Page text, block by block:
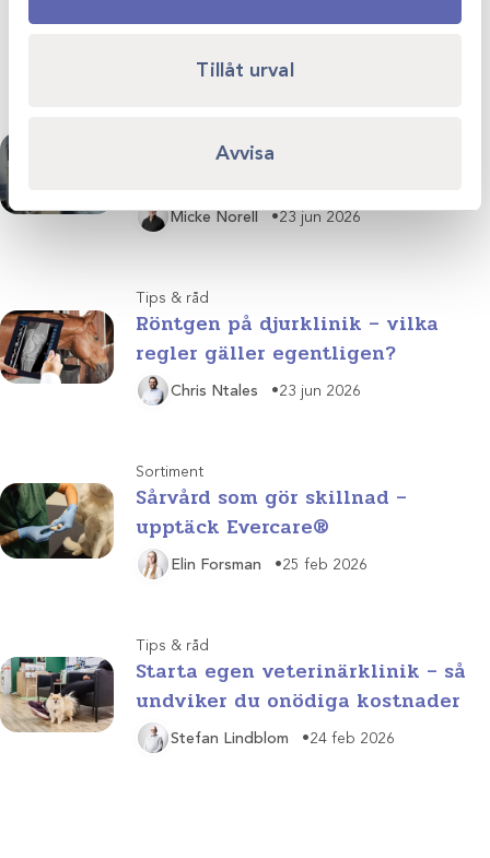
Tillåt urval
Avvisa
Så planerar du smarta
medicinteknisk utrustning
Micke Norell 23 jun 2026
Tips & råd
Röntgen på djurklinik – vilka
regler gäller egentligen?
Chris Ntales 23 jun 2026
Sortiment
Sårvård som gör skillnad –
upptäck Evercare®
Elin Forsman 25 feb 2026
Tips & råd
Starta egen veterinärklinik – så
undviker du onödiga kostnader
Stefan Lindblom 24 feb 2026